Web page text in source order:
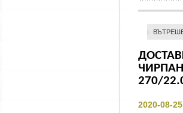
270/
2020-08-